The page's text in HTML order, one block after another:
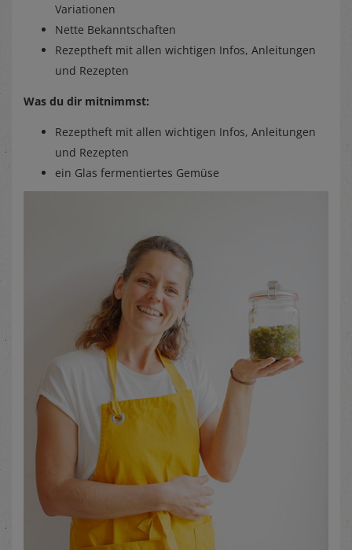
Variationen
Nette Bekanntschaften
Rezeptheft mit allen wichtigen Infos, Anleitungen
und Rezepten
Was du dir mitnimmst:
Rezeptheft mit allen wichtigen Infos, Anleitungen
und Rezepten
ein Glas fermentiertes Gemüse